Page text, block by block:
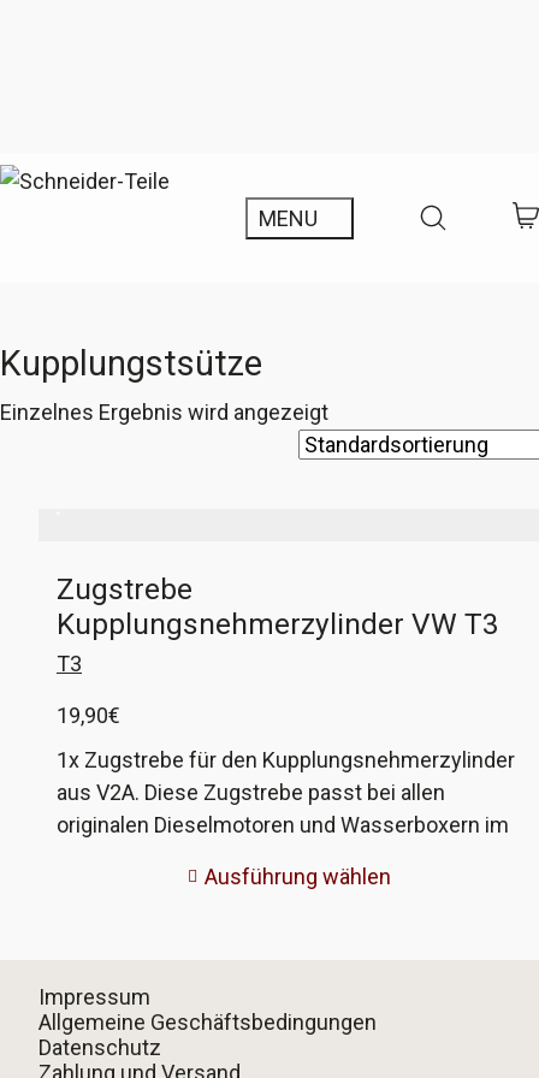
Kupplungstsütze
Einzelnes Ergebnis wird angezeigt
Zugstrebe
Kupplungsnehmerzylinder VW T3
T3
19,90€
1x Zugstrebe für den Kupplungsnehmerzylinder
aus V2A. Diese Zugstrebe passt bei allen
originalen Dieselmotoren und Wasserboxern im
Nehmerzylinders mit dem Getriebe. Bei dieser
Stelle, wo 3 Teile mit einer Schraube verbunden
werden. Ausserdem sind Strebe und Schraube
aus Edelstahl, da rostet nix mehr fest! Die VW-
Ausführung wählen
Impressum
Allgemeine Geschäftsbedingungen
Datenschutz
Zahlung und Versand